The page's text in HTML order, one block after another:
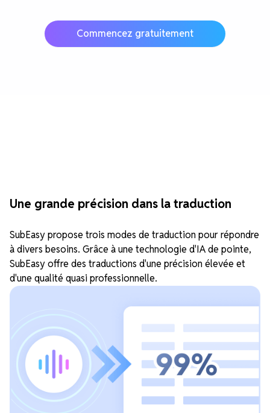
Commencez gratuitement
Une grande précision dans la traduction
SubEasy propose trois modes de traduction pour répondre
à divers besoins. Grâce à une technologie d'IA de pointe,
SubEasy offre des traductions d'une précision élevée et
d'une qualité quasi professionnelle.